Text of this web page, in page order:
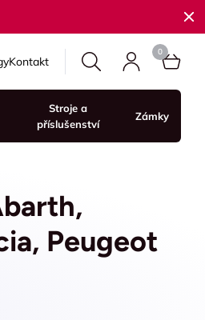
Kontakt
Stroje a
příslušenství
Zámky
Peugeot